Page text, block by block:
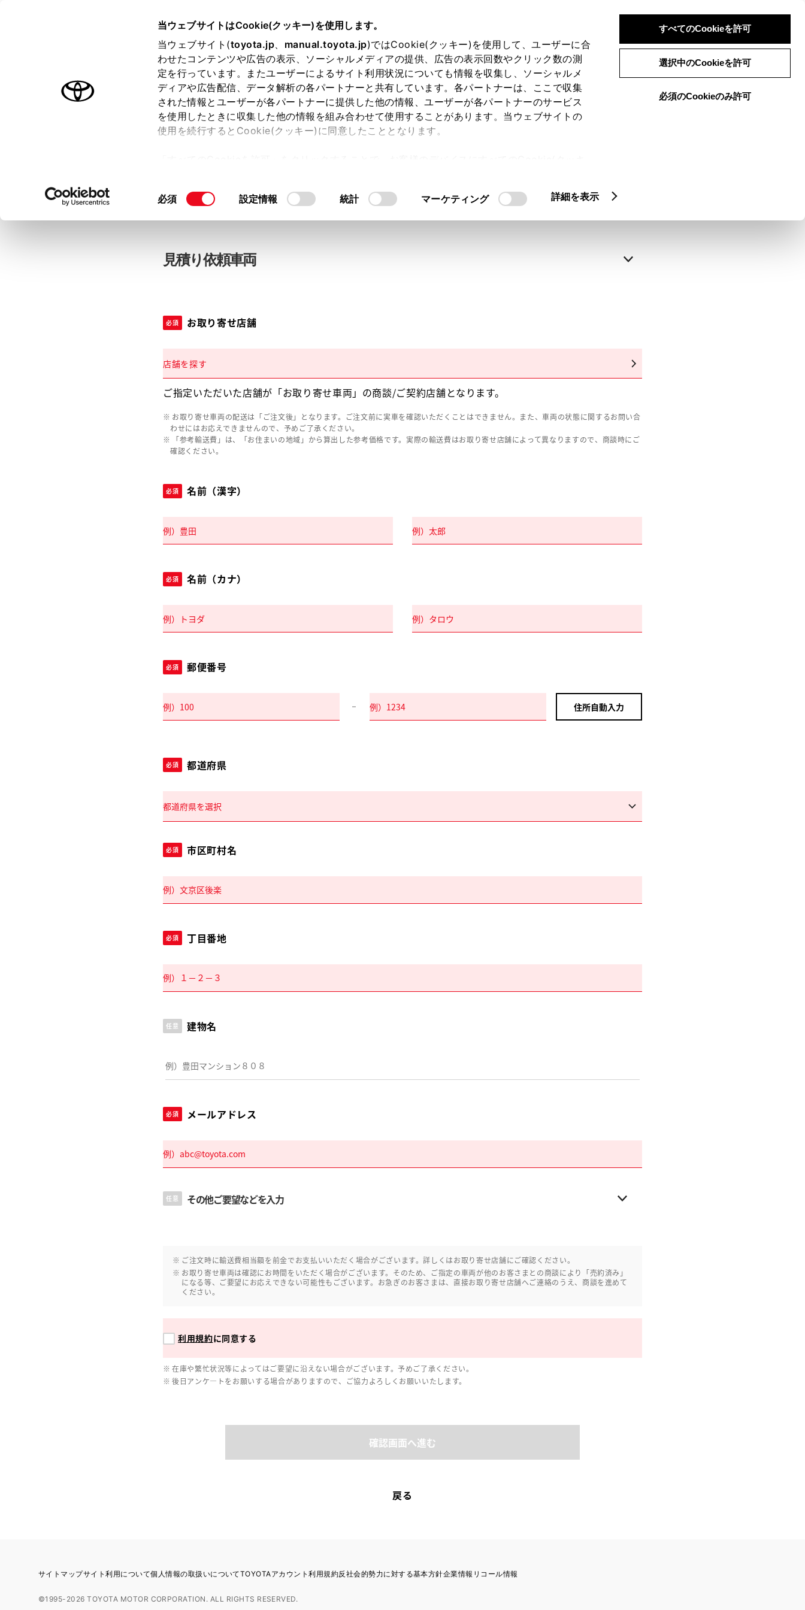
当ウェブサイトはCookie(クッキー)を使用します。
当ウェブサイト(toyota.jp、 manual.toyota.jp)ではCookie(クッキー)を使用して、ユーザーに合
わせたコンテンツや広告の表示、ソーシャルメディアの提供、広告の表示回数やクリック数の測
定を行っています。またユーザーによるサイト利用状況についても情報を収集し、ソーシャルメ
ディアや広告配信、データ解析の各パートナーと共有しています。各パートナーは、ここで収集
された情報とユーザーが各パートナーに提供した他の情報、ユーザーが各パートナーのサービス
を使用したときに収集した他の情報を組み合わせて使用することがあります。当ウェブサイトの
使用を続行するとCookie(クッキー)に同意したこととなります。
て」をご覧ください。
同
択
必須 設定情報 統計 マーケティング 詳細を表示
すべてのCookieを許可
選択中のCookieを許可
必須のCookieのみ許可
は必須です。中古車：見積り依頼
お客さま情報の入力 入力内容のご確認
ログインして自動入力
見積り依頼車両
必須 お取り寄せ店舗
店舗を探す
ご指定いただいた店舗が「お取り寄せ車両」の商談/ご契約店舗となります。
お取り寄せ車両の配送は「ご注文後」となります。ご注文前に実車を確認いただくことはできません。また、車両の状態に関するお問い合
わせにはお応えできませんので、予めご了承ください。
「参考輸送費」は、「お住まいの地域」から算出した参考価格です。実際の輸送費はお取り寄せ店舗によって異なりますので、商談時にご
確認ください。
必須 名前（漢字）
必須 名前（カナ）
必須 郵便番号
住所自動入力
必須 都道府県
必須 市区町村名
必須 丁目番地
任意 建物名
必須 メールアドレス
任意 その他ご要望などを入力
ご注文時に輸送費相当額を前金でお支払いいただく場合がございます。詳しくはお取り寄せ店舗にご確認ください。
お取り寄せ車両は確認にお時間をいただく場合がございます。そのため、ご指定の車両が他のお客さまとの商談により「売約済み」
になる等、ご要望にお応えできない可能性もございます。お急ぎのお客さまは、直接お取り寄せ店舗へご連絡のうえ、商談を進めて
ください。
利用規約に同意する
在庫や繁忙状況等によってはご要望に沿えない場合がございます。予めご了承ください。
後日アンケ―トをお願いする場合がありますので、ご協力よろしくお願いいたします。
確認画面へ進む
戻る
サイトマップサイト利用について個人情報の取扱いについてTOYOTAアカウント利用規約反社会的勢力に対する基本方針企業情報 リコール情報
©1995-2026 TOYOTA MOTOR CORPORATION. ALL RIGHTS RESERVED.